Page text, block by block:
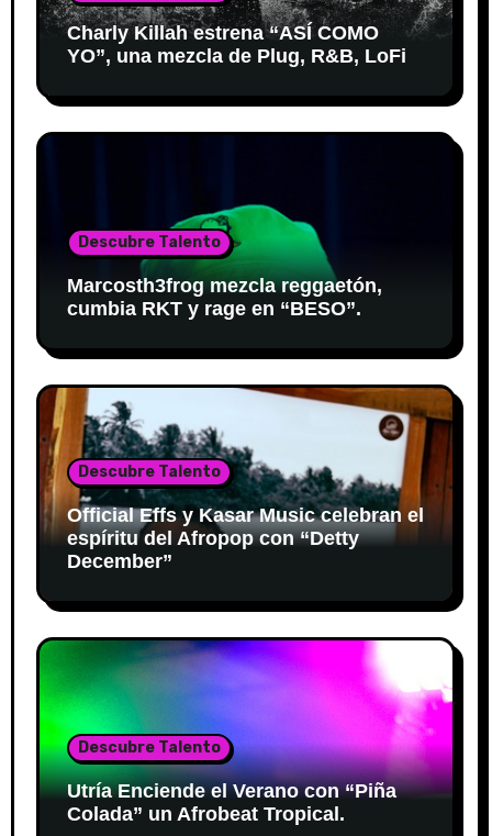
Charly Killah estrena “ASÍ COMO
YO”, una mezcla de Plug, R&B, LoFi
Descubre Talento
Marcosth3frog mezcla reggaetón,
cumbia RKT y rage en “BESO”.
Descubre Talento
Official Effs y Kasar Music celebran el
espíritu del Afropop con “Detty
December”
Descubre Talento
Utría Enciende el Verano con “Piña
Colada” un Afrobeat Tropical.